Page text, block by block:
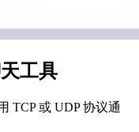
工具
TCP 或 UDP 协议通